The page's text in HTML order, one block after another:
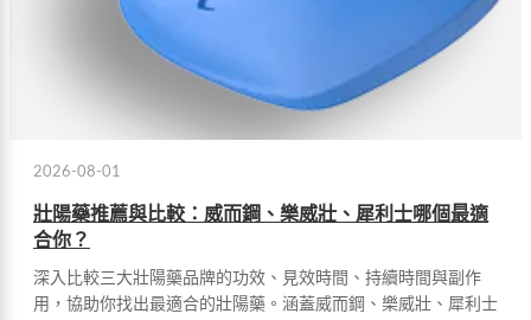
2026-08-01
壯陽藥推薦與比較：威而鋼、樂威壯、犀利士哪個最適
合你？
深入比較三大壯陽藥品牌的功效、見效時間、持續時間與副作
用，協助你找出最適合的壯陽藥。涵蓋威而鋼、樂威壯、犀利士